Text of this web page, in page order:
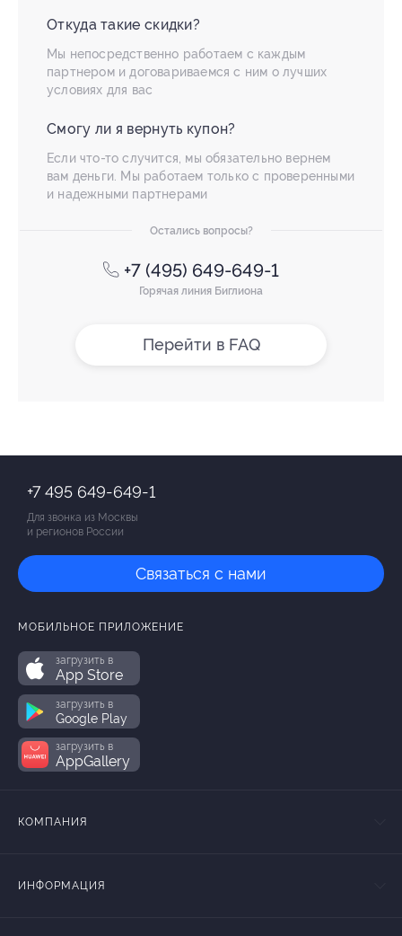
Откуда такие скидки?
Мы непосредственно работаем с каждым
партнером и договариваемся с ним о лучших
условиях для вас
Смогу ли я вернуть купон?
Если что-то случится, мы обязательно вернем
вам деньги. Мы работаем только с проверенными
и надежными партнерами
Остались вопросы?
+7 (495) 649-649-1
Горячая линия Биглиона
Перейти в FAQ
+7 495 649-649-1
Для звонка из Москвы
и регионов России
Связаться с нами
МОБИЛЬНОЕ ПРИЛОЖЕНИЕ
загрузить в
App Store
загрузить в
Google Play
загрузить в
AppGallery
КОМПАНИЯ
ИНФОРМАЦИЯ